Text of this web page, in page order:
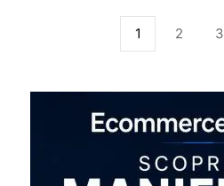
1 2 3